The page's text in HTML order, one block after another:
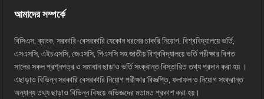
আমাদের সম্পর্কে
বিসিএস, ব্যাংক, সরকারি-বেসরকারি যেকোন ধরনের চাকরি নিয়োগ, বিশ্ববিদ্যালয়ে ভর্তি,
এসএসসি, এইচএসসি, জেএসসি, পিএসসি সহ জাতীয় বিশ্ববিদ্যালয়ে ভর্তি পরীক্ষার বিগত
সালের সকল প্রশ্নপত্র ও সমাধান ছাড়াও ভর্তি সংক্রান্ত বিস্তারিত তথ্য প্রদান করা হয় ।
এছাড়াও বিভিন্ন সরকারি বেসরকারি নিয়োগ পরীক্ষার বিজ্ঞপ্তি, ফলাফল ও নিয়োগ সংক্রান্ত
অন্যান্য তথ্য ছাড়াও বিভিন্ন বিষয়ে অভিজ্ঞদের মতামত প্রকাশ করা হয়।